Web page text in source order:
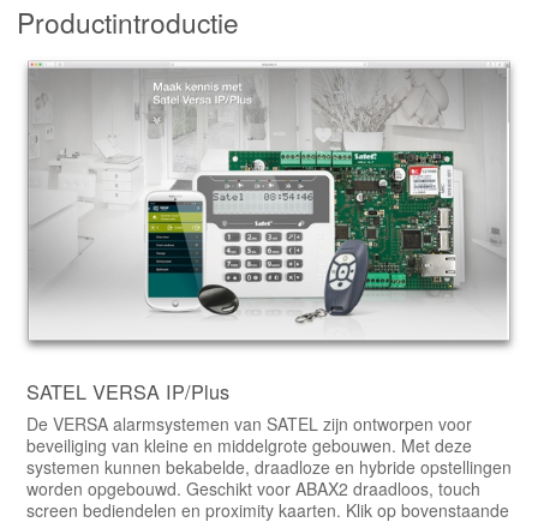
Productintroductie
SATEL VERSA IP/Plus
De VERSA alarmsystemen van SATEL zijn ontworpen voor
beveiliging van kleine en middelgrote gebouwen. Met deze
systemen kunnen bekabelde, draadloze en hybride opstellingen
worden opgebouwd. Geschikt voor ABAX2 draadloos, touch
screen bediendelen en proximity kaarten. Klik op bovenstaande